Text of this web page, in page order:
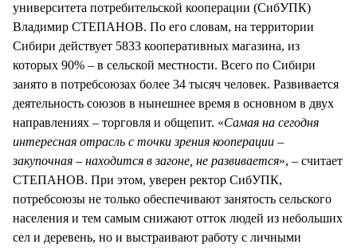
университета потребительской кооперации (СибУПК)
Владимир СТЕПАНОВ. По его словам, на территории
Сибири действует 5833 кооперативных магазина, из
которых 90% – в сельской местности. Всего по Сибири
занято в потребсоюзах более 34 тысяч человек. Развивается
деятельность союзов в нынешнее время в основном в двух
направлениях – торговля и общепит. «Самая на сегодня
интересная отрасль с точки зрения кооперации –
закупочная – находится в загоне, не развивается», – считает
СТЕПАНОВ. При этом, уверен ректор СибУПК,
потребсоюзы не только обеспечивают занятость сельского
населения и тем самым снижают отток людей из небольших
сел и деревень, но и выстраивают работу с личными